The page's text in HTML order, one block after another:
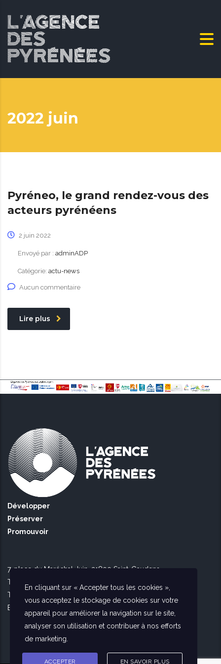
2022 juin
Pyréneo, le grand rendez-vous des
acteurs pyrénéens
2 juin 2022
Envoyé par : adminADP
Catégorie: actu-news
Aucun commentaire
Lire plus
Développer
Préserver
Promouvoir
7, place du Maréchal Juin, 31800 Saint-Gaudens
Tél Toulouse : 09 51 90 16 56
Tél Saint Gaudens : 09 73 56 26 02
E-mail :
En cliquant sur « Accepter tous les cookies »,
vous acceptez le stockage de cookies sur votre
appareil pour améliorer la navigation sur le site,
analyser son utilisation et contribuer à nos efforts
de marketing.
ACCEPTER EN SAVOIR PLUS